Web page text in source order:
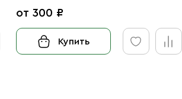
от 300 ₽
Купить